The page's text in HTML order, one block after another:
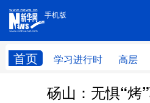
手机版
首页 学习进行时 高层
手机版
网站
学习进行时 高层
砀山：无惧“烤